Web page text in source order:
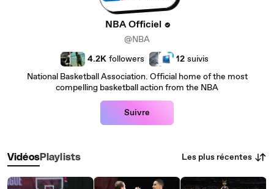
NBA Officiel
@NBA
4.2K followers 12 suivis
National Basketball Association. Official home of the most
compelling basketball action from the NBA
Suivre
VidéosPlaylists Les plus récentes